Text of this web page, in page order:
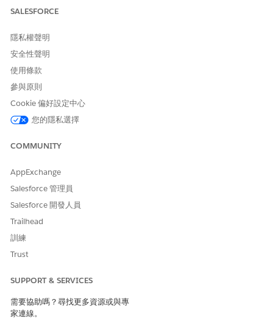
備註在 Automotive Cloud 的「財務帳戶」版面配置上，只有少
按一下「
輸入唯一的財務帳戶編號。
針對「類型」，選取下列其中一項：
汽車租賃
資產租賃
輸入要支付的未償還總金額。
輸入逾期的付款應付金額。
SALESFORCE
隱私權聲明
安全性聲明
使用條款
參與原則
Cookie 偏好設定中心
您的隱私選擇
COMMUNITY
AppExchange
Salesforce 管理員
Salesforce 開發人員
Trailhead
訓練
Trust
SUPPORT & SERVICES
需要協助嗎？尋找更多資源或與專
家連線。